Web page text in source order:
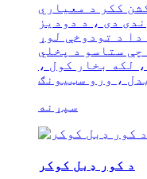
ککر د معیاري
دی ، د دودیز
د تودوخې لوړ
چې ستاسو د پخلي
لکه بخار کول ،
سپړنه
د کور ډبل کوکر